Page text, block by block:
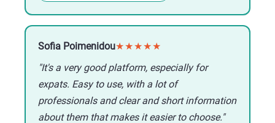
Sofia Poimenidou★★★★★
"It's a very good platform, especially for
expats. Easy to use, with a lot of
professionals and clear and short information
about them that makes it easier to choose."